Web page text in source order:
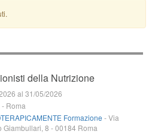
della Nutrizione
al 31/05/2026
- Roma
Formazione -Via
Giambullari, 8 -00184 Roma